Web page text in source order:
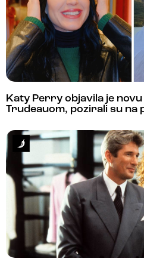
Katy Perry objavila je
Trudeauom, pozirali su na